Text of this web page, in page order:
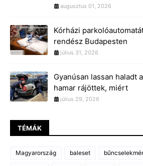
augusztus 01, 2026
Kórházi
rendész Budapesten
július 31, 2026
Gyanúsan lassan haladt
hamar rájöttek, miért
július 29, 2026
TÉMÁK
Magyarország baleset